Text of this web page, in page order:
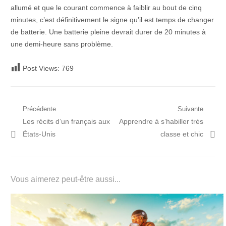
allumé et que le courant commence à faiblir au bout de cinq
minutes, c’est définitivement le signe qu’il est temps de changer
de batterie. Une batterie pleine devrait durer de 20 minutes à
une demi-heure sans problème.
Post Views: 769
Navigation
de
Précédente
Post
précédent:
Les récits d’un français aux
États-Unis
Suivante
Prochain
Apprendre à s’habiller très
classe et chic
Vous aimerez peut-être aussi...